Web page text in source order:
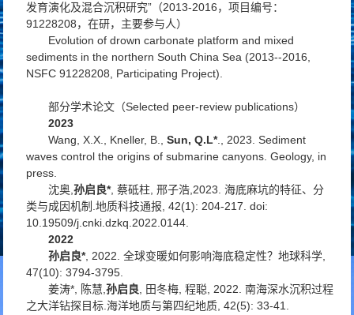
发育演化及混合沉积研究”（2013-2016，项目编号：
91228208，在研，主要参与人）
Evolution of drown carbonate platform and mixed
sediments in the northern South China Sea (2013--2016,
NSFC 91228208, Participating Project).
部分学术论文（Selected peer-review publications）
2023
Wang, X.X., Kneller, B.,Sun, Q.L*., 2023. Sediment
waves control the origins of submarine canyons.Geology, in
press.
沈奥,孙启良*, 蔡砥柱, 邢子浩,2023. 海底麻坑的特征、分
类与成因机制.地质科技通报 , 42(1): 204-217. doi:
10.19509/j.cnki.dzkq.2022.0144.
2022
孙启良*, 2022. 全球变暖如何影响海底稳定性？地球科学
47(10): 3794-3795.
姜涛*, 陈慧,孙启良 , 田冬梅, 程聪, 2022. 南海深水沉积过程
之大洋钻探目标.海洋地质与第四纪地质 , 42(5): 33-41.